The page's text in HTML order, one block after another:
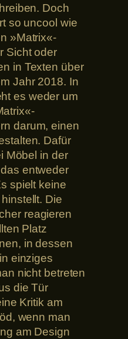
Doch
so uncool wie
»Matrix«-
Sicht oder
in Texten über
Jahr 2018. In
es weder um
darum, einen
Dafür
Möbel in der
entweder
spielt keine
Die
reagieren
Platz
in dessen
einziges
nicht betreten
die Tür
Kritik am
wenn man
am Design